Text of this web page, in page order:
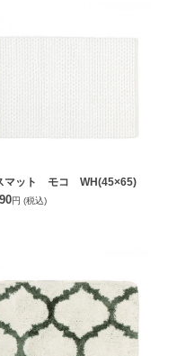
マット モコ WH(45×65)
円 (税込)